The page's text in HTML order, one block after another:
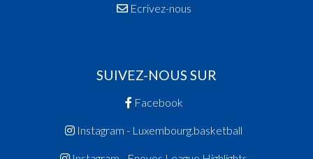
Ecrivez-nous
SUIVEZ-NOUS SUR
Facebook
Instagram - Luxembourg.basketball